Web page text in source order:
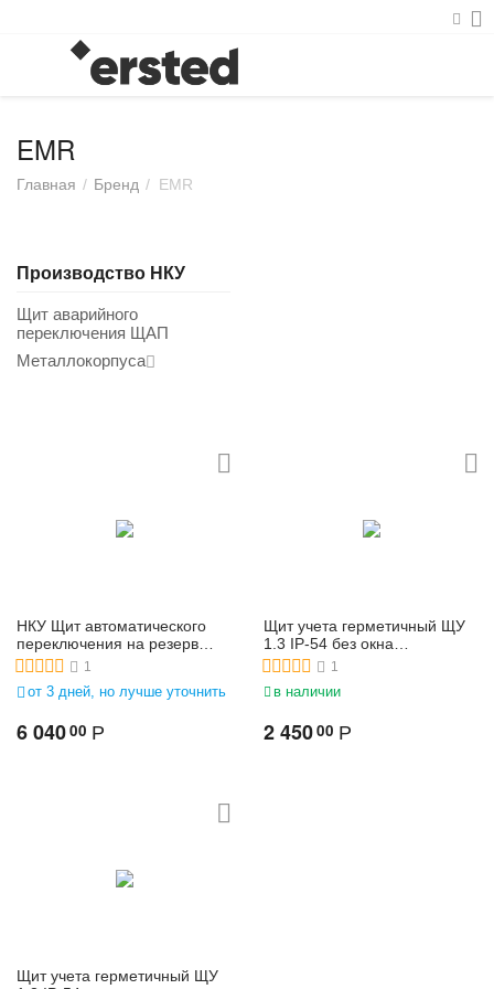
EMR
Главная / Бренд / EMR
Производство НКУ
Щит аварийного
переключения ЩАП
Металлокорпуса
НКУ Щит автоматического
переключения на резерв
ЩАП-12
1
от 3 дней, но лучше уточнить
6 04000 Р
Щит учета герметичный ЩУ
1.3 IP-54 без окна
510х260х140
1
в наличии
2 45000 Р
Щит учета герметичный ЩУ